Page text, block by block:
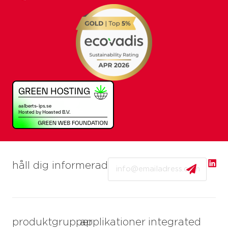
håll dig informerad
produktgrupperapplikationer integrated